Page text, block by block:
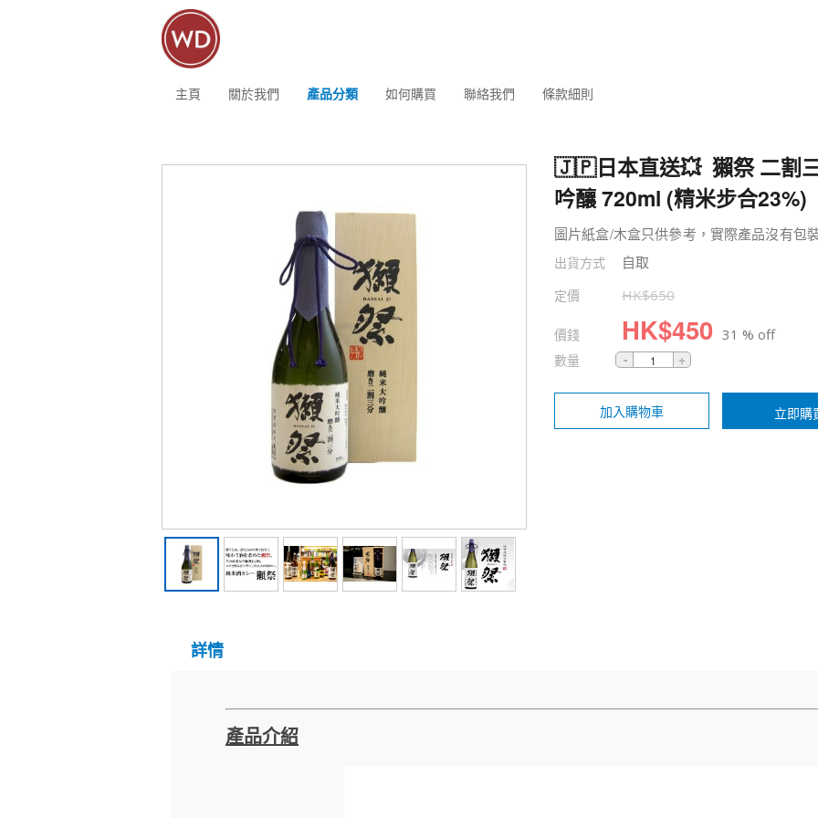
主頁 關於我們 產品分類 如何購買 聯絡我們 條款細則
🇯🇵日本直送💥 獺祭 二割
吟釀 720ml (精米步合23%)
圖片紙盒/木盒只供參考，實際產品沒有包
出貨方式 自取
定價 HK$650
價錢 HK$450 31 % off
數量
加入購物車 立即購
詳情
產品介紹